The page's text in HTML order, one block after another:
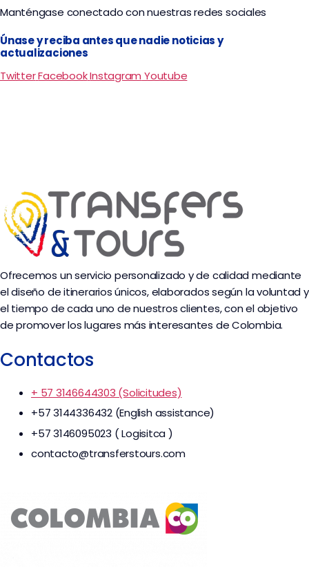
Manténgase conectado con nuestras redes sociales
Únase y reciba antes que nadie noticias y
actualizaciones
TwitterFacebookInstagram Youtube
Ofrecemos un servicio personalizado y de calidad mediante
el diseño de itinerarios únicos, elaborados según la voluntad y
el tiempo de cada uno de nuestros clientes, con el objetivo
de promover los lugares más interesantes de Colombia.
Contactos
+ 57 3146644303 (Solicitudes)
+57 3144336432 (English assistance)
+57 3146095023 ( Logisitca )
contacto@transferstours.com